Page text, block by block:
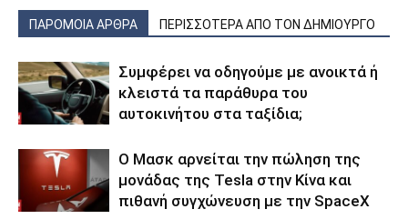
ΠΑΡΟΜΟΙΑ ΑΡΘΡΑ ΠΕΡΙΣΣΟΤΕΡΑ ΑΠΟ ΤΟΝ ΔΗΜΙΟΥΡΓΟ
Συμφέρει να οδηγούμε με ανοικτά ή
κλειστά τα παράθυρα του
αυτοκινήτου στα ταξίδια;
Ο Μασκ αρνείται την πώληση της
μονάδας της Tesla στην Κίνα και
πιθανή συγχώνευση με την SpaceX